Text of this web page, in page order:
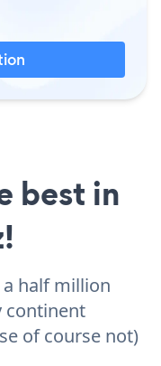
best in
a half million
continent
of course not)